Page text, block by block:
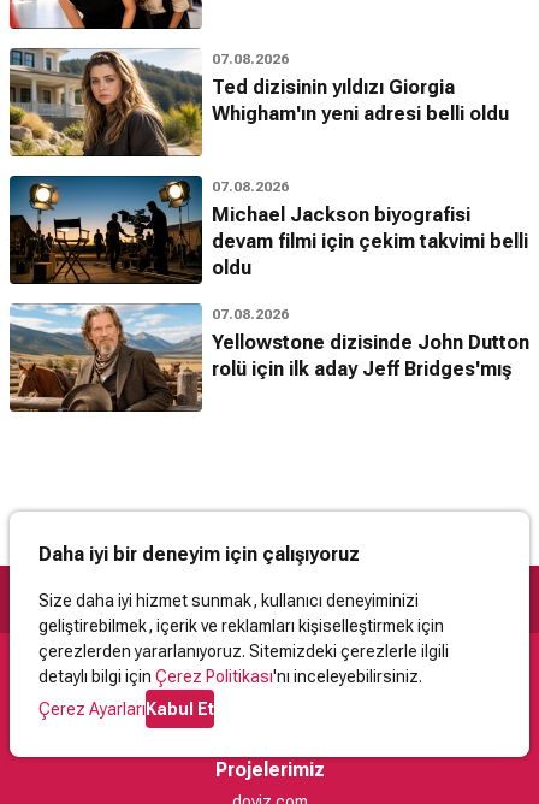
07.08.2026
Ted dizisinin yıldızı Giorgia
Whigham'ın yeni adresi belli oldu
07.08.2026
Michael Jackson biyografisi
devam filmi için çekim takvimi belli
oldu
07.08.2026
Yellowstone dizisinde John Dutton
rolü için ilk aday Jeff Bridges'mış
Daha iyi bir deneyim için çalışıyoruz
Size daha iyi hizmet sunmak, kullanıcı deneyiminizi
geliştirebilmek, içerik ve reklamları kişiselleştirmek için
çerezlerden yararlanıyoruz. Sitemizdeki çerezlerle ilgili
detaylı bilgi için Çerez Politikası'nı inceleyebilirsiniz.
Çerez AyarlarıKabul Et
Destek
İletişimYardımKullanıcı Sözleşmesi
Projelerimiz